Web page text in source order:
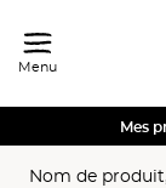
Menu Total
Mes